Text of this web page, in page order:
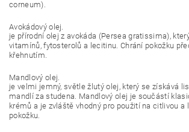
corneum).
Avokádový olej.
je přírodní olej z avokáda (Persea gratissima),
vitamínů, fytosterolů a lecitinu. Chrání pokožku
křehnutím.
Mandlový olej.
je velmi jemný, světle žlutý olej, který se získává
mandlí za studena. Mandlový olej je součástí
krémů a je zvláště vhodný pro použití na citlivou a
pokožku.